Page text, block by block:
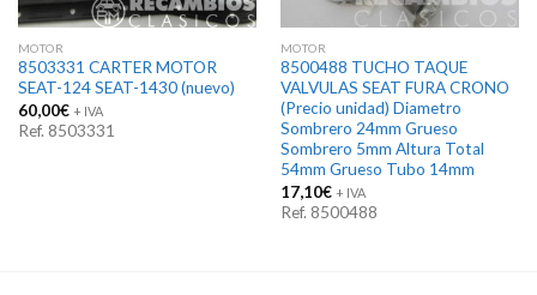
MOTOR
8503331 CARTER MOTOR
SEAT-124 SEAT-1430 (nuevo)
60,00€ + IVA
Ref. 8503331
MOTOR
8500488 TUCHO TAQUE
VALVULAS SEAT FURA CRONO
(Precio unidad) Diametro
Sombrero 24mm Grueso
Sombrero 5mm Altura Total
54mm Grueso Tubo 14mm
17,10€ + IVA
Ref. 8500488